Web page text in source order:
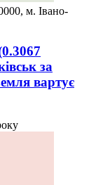
м. Івано-
за
вартує